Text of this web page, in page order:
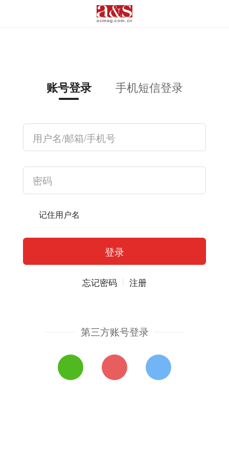
账号登录 手机短信登录
记住用户名
忘记密码 注册
第三方账号登录